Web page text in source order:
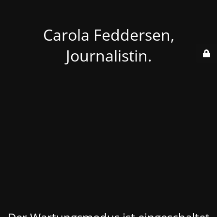
Carola Feddersen,
Journalistin.